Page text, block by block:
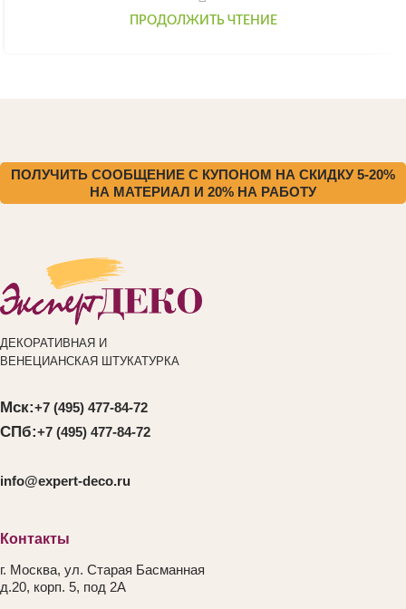
ПРОДОЛЖИТЬ ЧТЕНИЕ
ПОЛУЧИТЬ СООБЩЕНИЕ С КУПОНОМ НА СКИДКУ 5-20%
НА МАТЕРИАЛ И 20% НА РАБОТУ
ДЕКОРАТИВНАЯ И
ВЕНЕЦИАНСКАЯ ШТУКАТУРКА
Мск:+7 (495) 477-84-72
СПб:+7 (495) 477-84-72
info@expert-deco.ru
Контакты
г. Москва, ул. Старая Басманная
д.20, корп. 5, под 2А